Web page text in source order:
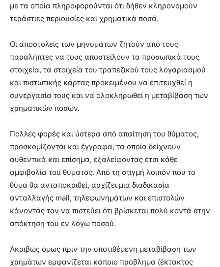
με τα οποία πληροφορούνται ότι δήθεν κληρονομούν
τεράστιες περιουσίες και χρηματικά ποσά.
Οι αποστολείς των μηνυμάτων ζητούν από τους
παραλήπτες να τους αποστείλουν τα προσωπικά τους
στοιχεία, τα στοιχεία του τραπεζικού τους λογαριασμού
και πιστωτικής κάρτας προκειμένου να επιτευχθεί η
συνεργασία τους και να ολοκληρωθεί η μεταβίβαση των
χρηματικών ποσών.
Πολλές φορές και ύστερα από απαίτηση του θύματος,
προσκομίζονται και έγγραφα, τα οποία δείχνουν
αυθεντικά και επίσημα, εξαλείφοντας έτσι κάθε
αμφιβολία του θύματος. Από τη στιγμή λοιπόν που το
θύμα θα ανταποκριθεί, αρχίζει μια διαδικασία
ανταλλαγής mail, τηλεφωνημάτων και επιστολών
κάνοντάς τον να πιστεύει ότι βρίσκεται πολύ κοντά στην
απόκτηση του εν λόγω ποσού.
Ακριβώς όμως πριν την υποτιθέμενη μεταβίβαση των
χρημάτων εμφανίζεται κάποιο πρόβλημα (έκτακτος